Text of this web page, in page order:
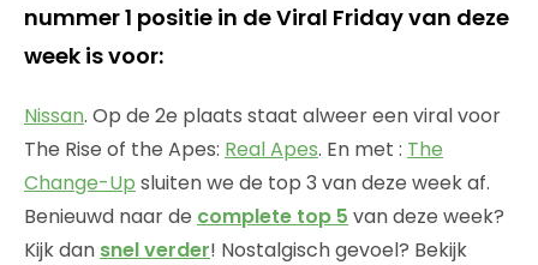
nummer 1 positie in de Viral Friday van deze
week is voor:
Nissan. Op de 2e plaats staat alweer een viral voor
The Rise of the Apes: Real Apes. En met : The
Change-Up sluiten we de top 3 van deze week af.
Benieuwd naar de complete top 5 van deze week?
Kijk dan snel verder! Nostalgisch gevoel? Bekijk